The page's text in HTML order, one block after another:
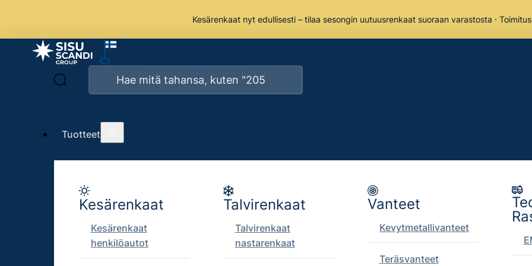
Kesärenkaat nyt edullisesti – tilaa sesongin uutuusrenkaat suoraan varastosta ·
Tuotteet
Kesärenkaat
Kesärenkaat
henkilöautot
Talvirenkaat
Talvirenkaat
nastarenkaat
Vanteet
Kevytmetallivanteet
Teräsvanteet
Käyttäjätunnus tai sähköpostiosoite*Vaaditaan
Vaaditaan
Muista minut Kirjaudu sisään
Scandirengas on Sisu Scandi Groupin verkkokauppa, josta löydät renkaat ja